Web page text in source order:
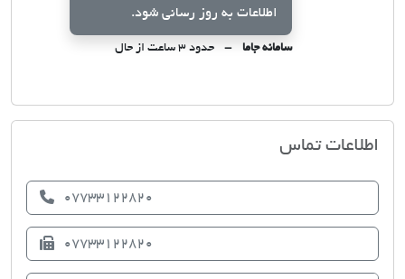
اطلاعات به روز رسانی شود.
سامانه جاما حدود ۳ ساعت از حال
اطلاعات تماس
07733122820
07733122820